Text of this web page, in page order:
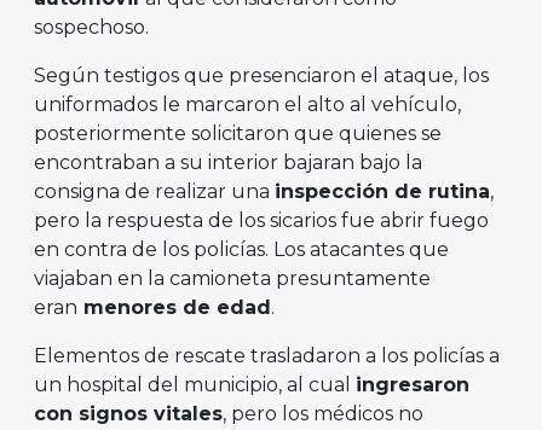
sospechoso.
Según testigos que presenciaron el ataque, los
uniformados le marcaron el alto al vehículo,
posteriormente solicitaron que quienes se
encontraban a su interior bajaran bajo la
consigna de realizar una inspección de rutina,
pero la respuesta de los sicarios fue abrir fuego
en contra de los policías. Los atacantes que
viajaban en la camioneta presuntamente
eran menores de edad .
Elementos de rescate trasladaron a los policías a
un hospital del municipio, al cual ingresaron
con signos vitales, pero los médicos no